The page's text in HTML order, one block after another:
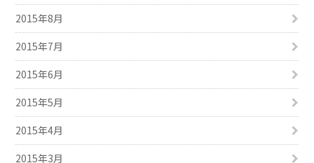
2015年8月
2015年7月
2015年6月
2015年5月
2015年4月
2015年3月